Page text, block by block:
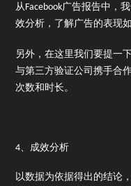
从Facebook广告报告中，
效分析，了解广告的表现如
另外，在这里我们要提一
与第三方验证公司携手合
次数和时长。
4、成效分析
以数据为依据得出的结论